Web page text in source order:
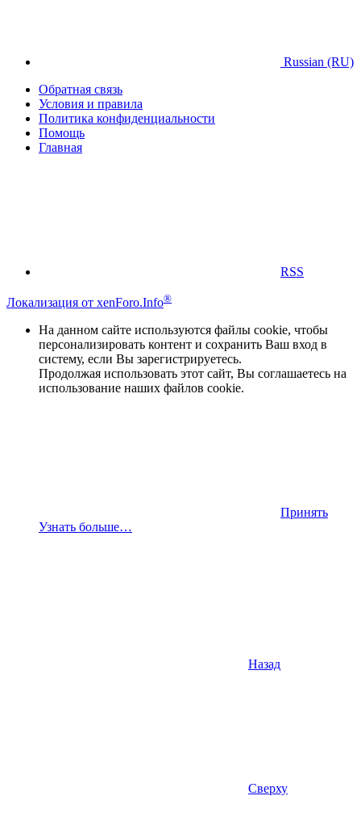
Russian (RU)
Обратная связь
Условия и правила
Политика конфиденциальности
Помощь
Главная
RSS
Локализация от xenForo.Info®
На данном сайте используются файлы cookie, чтобы
персонализировать контент и сохранить Ваш вход в
систему, если Вы зарегистрируетесь.
Продолжая использовать этот сайт, Вы соглашаетесь на
использование наших файлов cookie.
Принять
Узнать больше…
Назад
Сверху